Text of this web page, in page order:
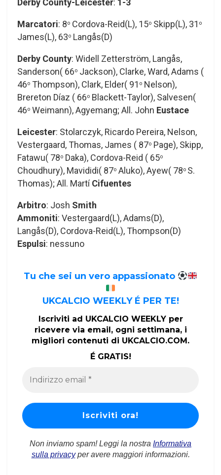
Marcatori: 8o Cordova-Reid(L), 15o Skipp(L), 31 o
James(L), 63o Langås(D)
Derby County: Widell Zetterström, Langås,
Sanderson( 66o Jackson), Clarke, Ward, Adams (
46o Thompson), Clark, Elder( 91 o Nelson),
Brereton Díaz ( 66o Blackett-Taylor), Salvesen(
46o Weimann), Agyemang; All. John Eustace
Leicester: Stolarczyk, Ricardo Pereira, Nelson,
Vestergaard, Thomas, James ( 87o Page), Skipp,
Fatawu( 78o Daka), Cordova-Reid ( 65o
Choudhury), Mavididi( 87o Aluko), Ayew( 78o S.
Thomas); All. MartíCifuentes
Arbitro: Josh Smith
Ammoniti: Vestergaard(L), Adams(D),
Langås(D), Cordova-Reid(L), Thompson(D)
Espulsi: nessuno
Tu che sei un vero appassionato
UKCALCIO WEEKLY É PER TE!
Iscriviti ad UKCALCIO WEEKLY per
ricevere via email, ogni settimana, i
migliori contenuti di UKCALCIO.COM.
É GRATIS!
Non inviamo spam! Leggi la nostra Informativa
sulla privacyper avere maggiori informazioni.